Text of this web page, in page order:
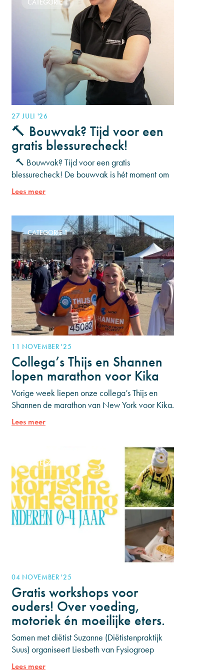
CATEGORIE 1
27 JULI '26
🔨 Bouwvak? Tijd voor een
gratis blessurecheck!
🔨 Bouwvak? Tijd voor een gratis
blessurecheck! De bouwvak is hét moment om
even op adem te komen. Heb je al een tijdje
last
Lees meer
CATEGORIE 1
11 NOVEMBER '25
Collega’s Thijs en Shannen
lopen marathon voor Kika
Vorige week liepen onze collega’s Thijs en
Shannen de marathon van New York voor Kika.
Met het lopen van deze marathon haalden ze
€15.000 op
Lees meer
CATEGORIE 1
04 NOVEMBER '25
Gratis workshops voor
ouders! Over voeding,
motoriek én moeilijke eters.
Samen met diëtist Suzanne (Diëtistenpraktijk
Suus) organiseert Liesbeth van Fysiogroep
Waterland twee gezellige én praktische
Lees meer